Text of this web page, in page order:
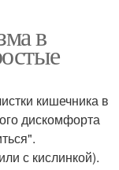
в
кишечника в
дискомфорта
с кислинкой).